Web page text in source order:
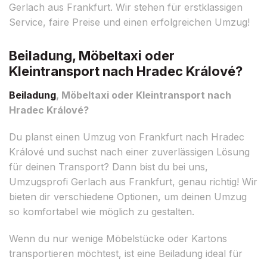
Gerlach aus Frankfurt. Wir stehen für erstklassigen
Service, faire Preise und einen erfolgreichen Umzug!
Beiladung, Möbeltaxi oder
Kleintransport nach Hradec Králové?
Beiladung, Möbeltaxi oder Kleintransport nach
Hradec Králové?
Du planst einen Umzug von Frankfurt nach Hradec
Králové und suchst nach einer zuverlässigen Lösung
für deinen Transport? Dann bist du bei uns,
Umzugsprofi Gerlach aus Frankfurt, genau richtig! Wir
bieten dir verschiedene Optionen, um deinen Umzug
so komfortabel wie möglich zu gestalten.
Wenn du nur wenige Möbelstücke oder Kartons
transportieren möchtest, ist eine Beiladung ideal für